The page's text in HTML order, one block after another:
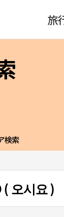
旅
検索
( 오시요 )